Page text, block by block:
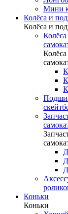
Мини
Колёса и
Колёса и
Коньки
Коньки